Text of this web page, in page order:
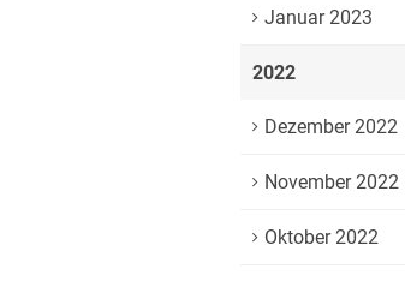
Januar 2023
2022
Dezember 2022
November 2022
Oktober 2022